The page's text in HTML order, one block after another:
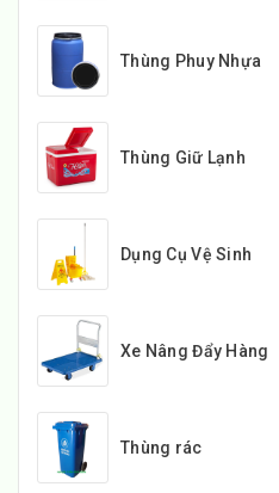
Thùng Phuy Nhựa
Thùng Giữ Lạnh
Dụng Cụ Vệ Sinh
Xe Nâng Đẩy Hàng
Thùng rác